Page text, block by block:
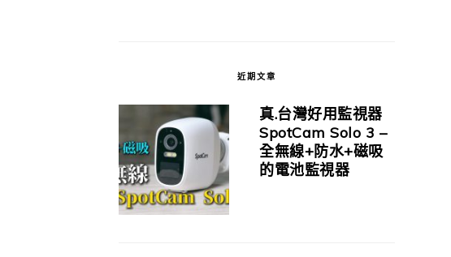
近期文章
真.台灣好用監視器
SpotCam Solo 3 –
全無線+防水+磁吸
的電池監視器